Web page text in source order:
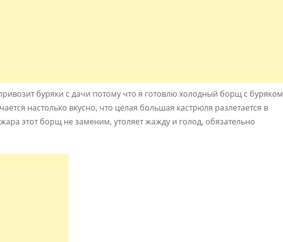
буряки с дачи потому что я готовлю холодный борщ с буряком
настолько вкусно, что целая большая кастрюля разлетается в
этот борщ не заменим, утоляет жажду и голод, обязательно